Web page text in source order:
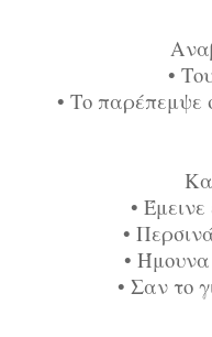
•
• Το παρέπεμψε
•
•
• Ήμουνα
• Σαν το